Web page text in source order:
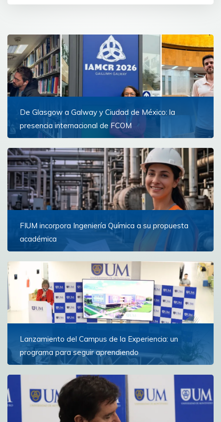
De Glasgow a Galway y Ciudad de México: la
presencia internacional de FCOM
representaron a la Universidad de Montevideo
Ver más
FIUM incorpora Ingeniería Química a su propuesta
académica
formará profesionales capaces de diseñar,
transformar y optimizar los procesos industriales que
están...
Ver más
Lanzamiento del Campus de la Experiencia: un
programa para seguir aprendiendo
para personas con experiencia que buscan ampliar
horizontes y continuar creciendo personal e...